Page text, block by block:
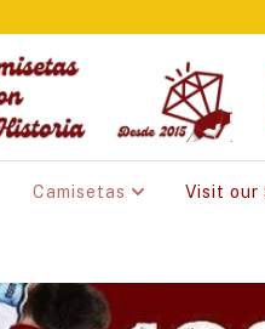
Camisetas Visit our